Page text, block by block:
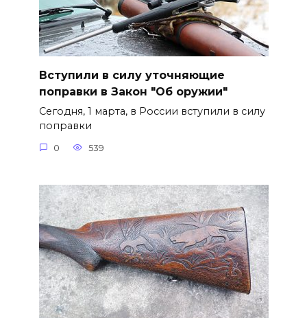
Вступили в силу уточняющие
поправки в Закон "Об оружии"
Сегодня, 1 марта, в России вступили в силу
поправки
0 539